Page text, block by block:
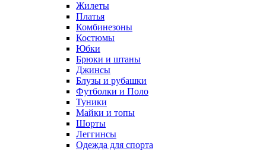
Жилеты
Платья
Комбинезоны
Костюмы
Юбки
Брюки и штаны
Джинсы
Блузы и рубашки
Футболки и Поло
Туники
Майки и топы
Шорты
Леггинсы
Одежда для спорта